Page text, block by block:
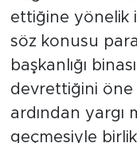
Özgür Özel’in
ettiğine yönelik
söz konusu
başkanlığı
devrettiğini öne
ardından yargı